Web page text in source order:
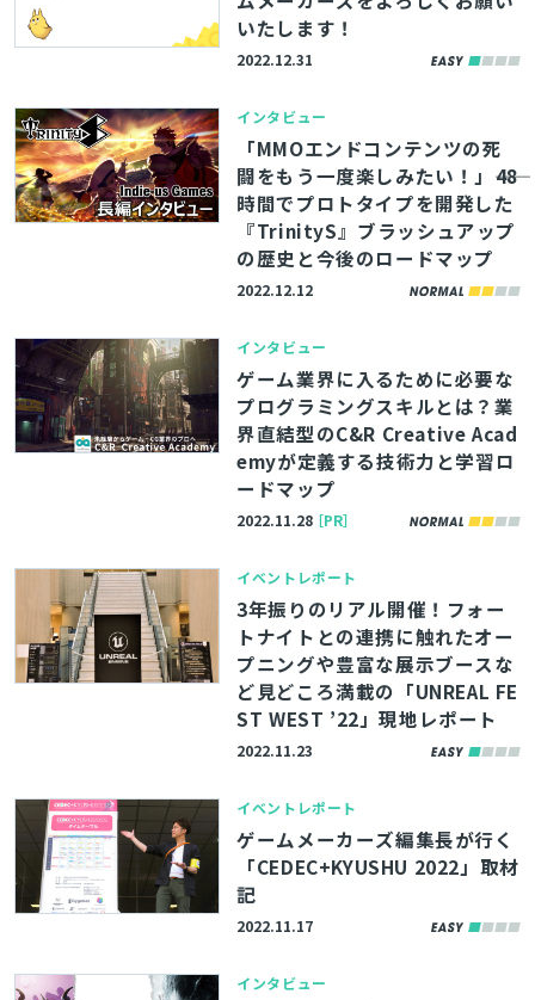
いたします！
2022.12.31
インタビュー
「MMOエンドコンテンツの死
闘をもう一度楽しみたい！」――48
時間でプロトタイプを開発した
『TrinityS』ブラッシュアップ
の歴史と今後のロードマップ
2022.12.12
インタビュー
ゲーム業界に入るために必要な
プログラミングスキルとは？業
界直結型のC&R Creative Acad
emyが定義する技術力と学習ロ
ードマップ
2022.11.28［PR］
イベントレポート
3年振りのリアル開催！フォー
トナイトとの連携に触れたオー
プニングや豊富な展示ブースな
ど見どころ満載の「UNREAL FE
ST WEST ’22」現地レポート
2022.11.23
イベントレポート
ゲームメーカーズ編集長が行く
「CEDEC+KYUSHU 2022」取材
記
2022.11.17
インタビュー